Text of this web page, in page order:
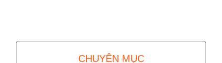
CHUYÊN MỤC